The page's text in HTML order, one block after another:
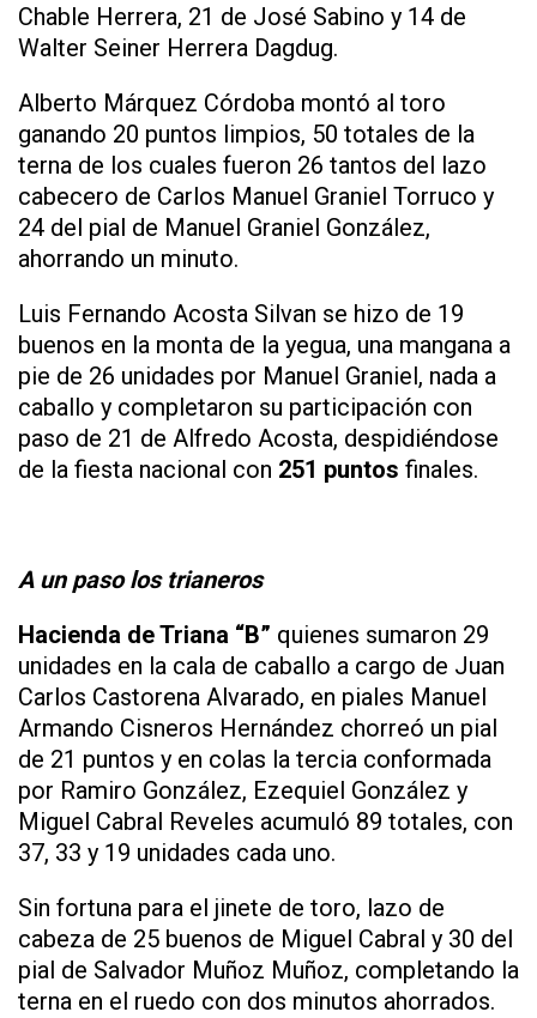
Chable Herrera, 21 de José Sabino y 14 de
Walter Seiner Herrera Dagdug.
Alberto Márquez Córdoba montó al toro
ganando 20 puntos limpios, 50 totales de la
terna de los cuales fueron 26 tantos del lazo
cabecero de Carlos Manuel Graniel Torruco y
24 del pial de Manuel Graniel González,
ahorrando un minuto.
Luis Fernando Acosta Silvan se hizo de 19
buenos en la monta de la yegua, una mangana a
pie de 26 unidades por Manuel Graniel, nada a
caballo y completaron su participación con
paso de 21 de Alfredo Acosta, despidiéndose
de la fiesta nacional con 251 puntos finales.
A un paso los trianeros
Hacienda de Triana “B” quienes sumaron 29
unidades en la cala de caballo a cargo de Juan
Carlos Castorena Alvarado, en piales Manuel
Armando Cisneros Hernández chorreó un pial
de 21 puntos y en colas la tercia conformada
por Ramiro González, Ezequiel González y
Miguel Cabral Reveles acumuló 89 totales, con
37, 33 y 19 unidades cada uno.
Sin fortuna para el jinete de toro, lazo de
cabeza de 25 buenos de Miguel Cabral y 30 del
pial de Salvador Muñoz Muñoz, completando la
terna en el ruedo con dos minutos ahorrados.